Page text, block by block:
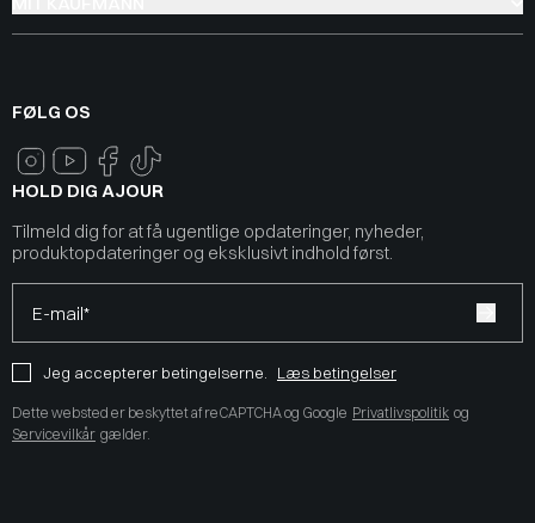
FØLG OS
HOLD DIG AJOUR
Tilmeld dig for at få ugentlige opdateringer, nyheder,
produktopdateringer og eksklusivt indhold først.
E-mail*
Jeg accepterer betingelserne. Læs betingelser
Dette websted er beskyttet af reCAPTCHA og Google Privatlivspolitik og
Servicevilkår gælder.